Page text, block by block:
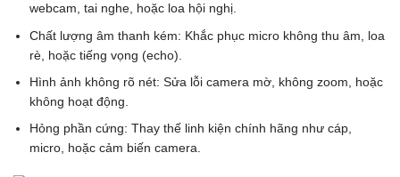
webcam, tai nghe, hoặc loa hội nghị.
Chất lượng âm thanh kém: Khắc phục micro không thu âm, loa
rè, hoặc tiếng vọng (echo).
Hình ảnh không rõ nét: Sửa lỗi camera mờ, không zoom, hoặc
không hoạt động.
Hỏng phần cứng: Thay thế linh kiện chính hãng như cáp,
micro, hoặc cảm biến camera.